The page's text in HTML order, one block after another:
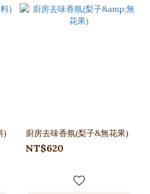
) 廚房去味香氛(梨子&無花果)
NT$620